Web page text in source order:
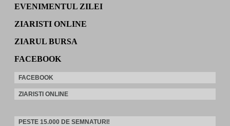
EVENIMENTUL ZILEI
ZIARISTI ONLINE
ZIARUL BURSA
FACEBOOK
FACEBOOK
ZIARISTI ONLINE
PESTE 15.000 DE SEMNATURI!